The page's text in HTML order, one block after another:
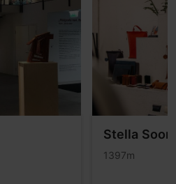
Stella
1397m